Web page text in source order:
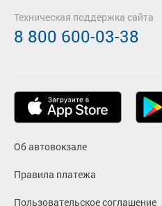
Об автовокзале
Правила платежа
Пользовательское соглашение
Техническая поддержка сайта
8 800 600-03-38